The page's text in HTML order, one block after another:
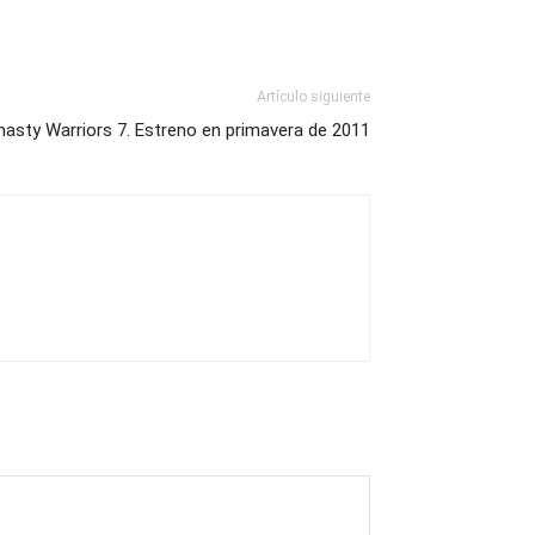
Artículo siguiente
Warriors 7. Estreno en primavera de 2011